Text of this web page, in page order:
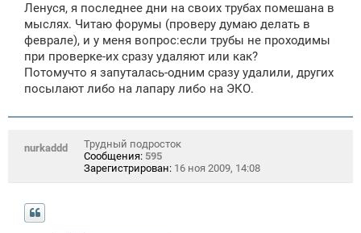
Ленуся, я последнее дни на своих трубах помешана в
мыслях. Читаю форумы (проверу думаю делать в
феврале), и у меня вопрос:если трубы не проходимы
при проверке-их сразу удаляют или как?
Потомучто я запуталась-одним сразу удалили, других
посылают либо на лапару либо на ЭКО.
nurkaddd
Трудный подросток
Сообщения: 595
Зарегистрирован: 16 ноя 2009, 14:08